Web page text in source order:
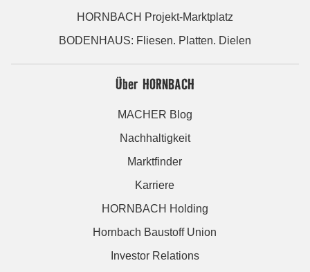
HORNBACH Projekt-Marktplatz
BODENHAUS: Fliesen. Platten. Dielen
Über HORNBACH
MACHER Blog
Nachhaltigkeit
Marktfinder
Karriere
HORNBACH Holding
Hornbach Baustoff Union
Investor Relations